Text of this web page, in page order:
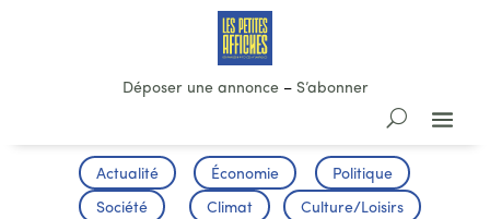
Déposer une annonce– S’abonner
Actualité Économie Politique
Société Climat Culture/Loisirs